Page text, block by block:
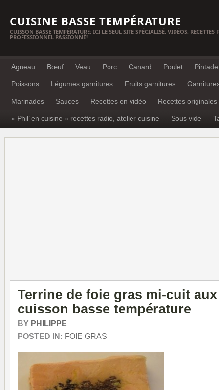
CUISINE BASSE TEMPÉRATURE
CUISSON BASSE TEMPÉRATURE: ICI LE SEUL SITE SPÉCIALISÉ. VIDÉOS, RECETTES
PROFESSIONNEL PASSIONNÉ!
Agneau Bœuf Veau Porc Canard Poulet Pintade
Poissons Légumes garnitures Fruits garnitures
Marinades Sauces Recettes en vidéo Recettes originales
« Phil’ en cuisine » recettes radio, atelier cuisine Sous vide
Terrine de foie gras mi-cuit
cuisson basse température
BY PHILIPPE
POSTED IN: FOIE GRAS